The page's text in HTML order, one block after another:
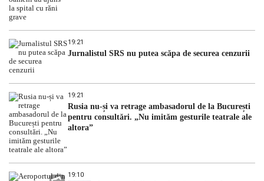
19:21
Jurnalistul SRS nu putea scăpa de securea cenzurii
19:21
Rusia nu-și va retrage ambasadorul de la București
pentru consultări. „Nu imităm gesturile teatrale ale
altora”
19:10